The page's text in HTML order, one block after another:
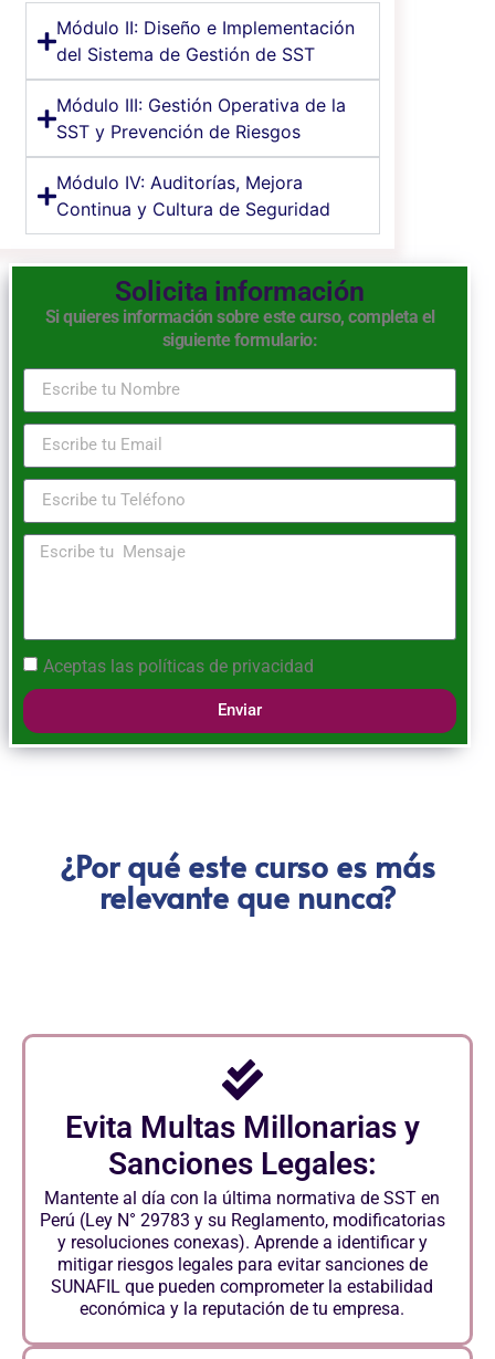
Módulo II: Diseño e Implementación
del Sistema de Gestión de SST
Módulo III: Gestión Operativa de la
SST y Prevención de Riesgos
Módulo IV: Auditorías, Mejora
Continua y Cultura de Seguridad
Solicita información
Si quieres información sobre este curso, completa el
siguiente formulario:
Aceptas las políticas de privacidad
Enviar
¿Por qué este curso es más
relevante que nunca?
Evita Multas Millonarias y
Sanciones Legales:
Mantente al día con la última normativa de SST en
Perú (Ley N° 29783 y su Reglamento, modificatorias
y resoluciones conexas). Aprende a identificar y
mitigar riesgos legales para evitar sanciones de
SUNAFIL que pueden comprometer la estabilidad
económica y la reputación de tu empresa.